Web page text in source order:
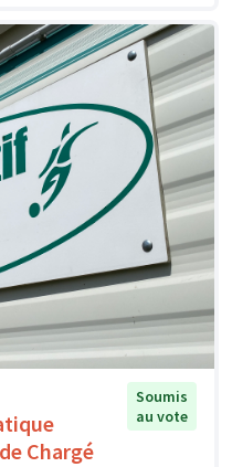
Chargé
Soumis
au vote